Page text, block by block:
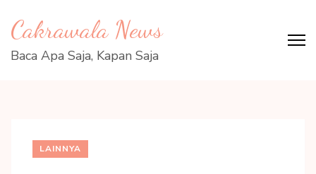
ke
konten
Cakrawala News
Baca Apa Saja, Kapan Saja
LAINNYA